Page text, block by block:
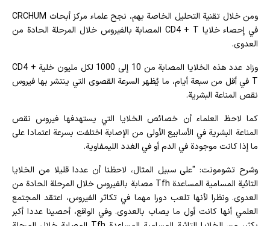
ومن خلال تقنية التحليل الخاصة بهم، نجح علماء مركز أبحاث CRCHUM
في إحصاء خلايا CD4 + T المصابة بالفيروس خلال المرحلة الحادة من
العدوى.
وزاد عدد هذه الخلايا المصابة من 10 إلى 1000 لكل مليون خلية CD4 +
T في أقل من سبعة أيام، ما يُظهر السرعة القصوى التي ينتشر بها فيروس
نقص المناعة البشرية.
كما لاحظ العلماء أن خصائص الخلايا التي يستهدفها فيروس نقص
المناعة البشرية في الأسابيع الأولى من الإصابة اختلفت بسرعة اعتمادا على
ما إذا كانت موجودة في الدم أو في الغدد الليمفاوية.
وشرح تشومونت: "على سبيل المثال، لاحظنا أن عددا قليلا من الخلايا
التائية المسامية المساعدة Tfh مصابة بالفيروس خلال المرحلة الحادة من
العدوى. ونظرا لأنها تلعب دورا مهما في تكاثر الفيروس، اعتقد المجتمع
العلمي أنها كانت أول ما يصاب بالعدوى. وفي الواقع، أحصينا عددا أكبر